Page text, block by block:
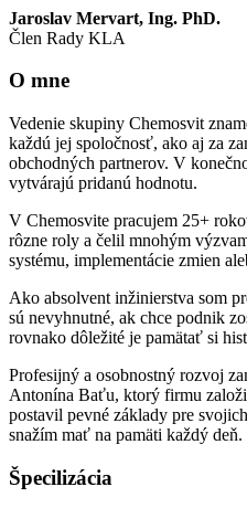
Jaroslav Mervart, Ing. PhD.
Člen Rady KLA
O mne
Vedenie skupiny Chemosvit
každú jej spoločnosť, ako aj za
obchodných partnerov. V
vytvárajú pridanú hodnotu.
V Chemosvite pracujem 25+
rôzne roly a čelil mnohým
systému, implementácie zmien
Ako absolvent inžinierstva som
sú nevyhnutné, ak chce podnik
rovnako dôležité je pamätať si
Profesijný a osobnostný rozvoj
Antonína Baťu, ktorý firmu
postavil pevné základy pre
snažím mať na pamäti každý deň.
Špecilizácia